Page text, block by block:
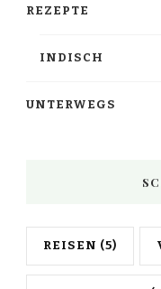
REZEPTE
INDISCH
UNTERWEGS
REISEN (5)